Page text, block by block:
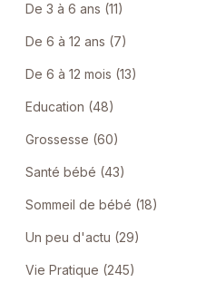
De 3 à 6 ans (11)
De 6 à 12 ans (7)
De 6 à 12 mois (13)
Education (48)
Grossesse (60)
Santé bébé (43)
Sommeil de bébé (18)
Un peu d'actu (29)
Vie Pratique (245)